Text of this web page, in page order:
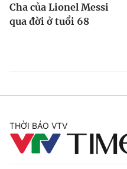
Cha của Lionel Messi
qua đời ở tuổi 68
THỜI BÁO VTV